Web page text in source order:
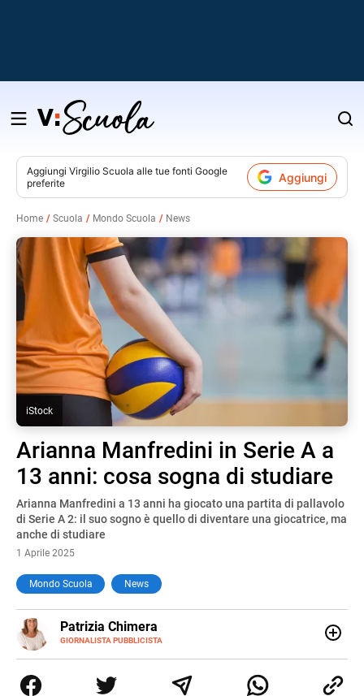
Salta
contenuto
Aggiungi Virgilio Scuola alle tue fonti Google
preferite
Aggiungi
Home Scuola Mondo Scuola News
iStock
Arianna Manfredini in Serie A a
13 anni: cosa sogna di studiare
Arianna Manfredini a 13 anni ha giocato una partita di pallavolo
di Serie A 2: il suo sogno è quello di diventare una giocatrice, ma
anche di studiare
1 Aprile 2025
Mondo Scuola News
Patrizia Chimera
GIORNALISTA PUBBLICISTA
E-
MAIL
LINKEDIN
collaborato con grandi gruppi editoriali e agenzie di